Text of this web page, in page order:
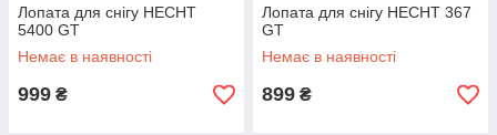
Лопата для снігу HECHT
5400 GT
Немає в наявності
999 ₴
Лопата для снігу HECHT 367
GT
Немає в наявності
899 ₴